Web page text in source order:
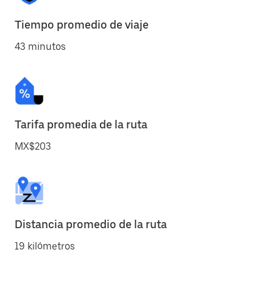
Tiempo promedio de viaje
43 minutos
Tarifa promedia de la ruta
MX$203
Distancia promedio de la ruta
19 kilómetros